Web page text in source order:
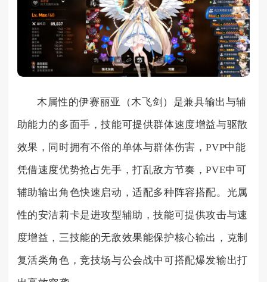
木属性的伊赛丽亚（木飞剑）是兼具输出与辅
助能力的多面手，技能可提供群体速度增益与驱散
效果，同时拥有不俗的单体与群体伤害，PVP中能
凭借速度优势抢占先手，打乱敌方节奏，PVE中可
辅助输出角色快速启动，适配多种阵容搭配。光属
性的安洁莉卡是进攻型辅助，技能可提供攻击与速
度增益，三技能的无敌效果能保护核心输出，克制
复活类角色，竞技场与公会战中可搭配爆发输出打